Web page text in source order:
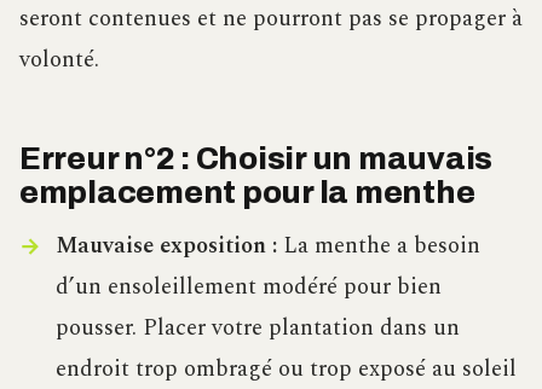
seront contenues et ne pourront pas se propager à
volonté.
Erreur n°2 : Choisir un mauvais
emplacement pour la menthe
Mauvaise exposition :La menthe a besoin
d’un ensoleillement modéré pour bien
pousser. Placer votre plantation dans un
endroit trop ombragé ou trop exposé au soleil